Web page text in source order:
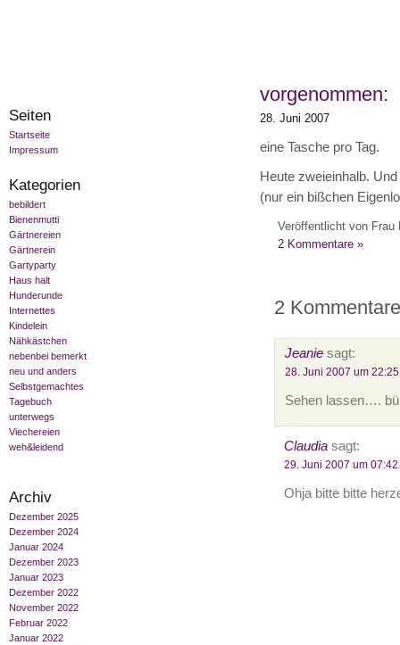
Seiten
Startseite
Impressum
Kategorien
bebildert
Bienenmutti
Gärtnereien
Gärtnerein
Gartyparty
Haus halt
Hunderunde
Internettes
Kindelein
Nähkästchen
nebenbei bemerkt
neu und anders
Selbstgemachtes
Tagebuch
unterwegs
Viechereien
weh&leidend
Archiv
Dezember 2025
Dezember 2024
Januar 2024
Dezember 2023
Januar 2023
Dezember 2022
November 2022
Februar 2022
Januar 2022
vorgenommen:
28. Juni 2007
eine Tasche pro Tag.
Heute zweieinhalb.
(nur ein bißchen
Veröffentlicht von Frau
2 Kommentare »
2
Jeaniesagt:
28. Juni 2007 um 22:25
Sehen lassen….
Claudiasagt:
29. Juni 2007 um 07:42
Ohja bitte bitte